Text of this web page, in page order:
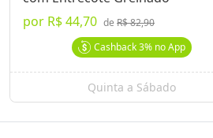
Madame Brulee Ver Mais Ofertas
Endereço
Av. Ayrton Senna da Silva, 677
por R$ 44,70 deR$ 82,90
Cashback3%no App
Quinta a Sábado